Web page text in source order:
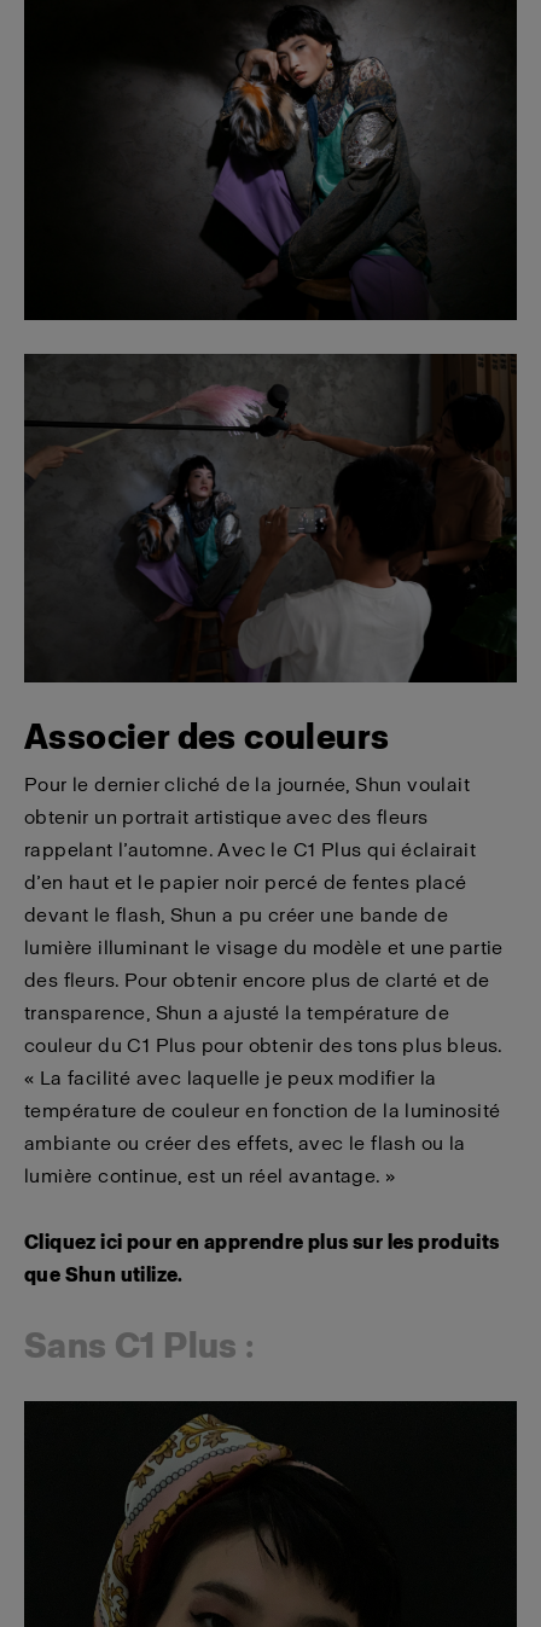
Associer des couleurs
Pour le dernier cliché de la journée, Shun voulait
obtenir un portrait artistique avec des fleurs
rappelant l’automne. Avec le C1 Plus qui éclairait
d’en haut et le papier noir percé de fentes placé
devant le flash, Shun a pu créer une bande de
lumière illuminant le visage du modèle et une partie
des fleurs. Pour obtenir encore plus de clarté et de
transparence, Shun a ajusté la température de
couleur du C1 Plus pour obtenir des tons plus bleus.
« La facilité avec laquelle je peux modifier la
température de couleur en fonction de la luminosité
ambiante ou créer des effets, avec le flash ou la
lumière continue, est un réel avantage. »
Cliquez ici pour en apprendre plus sur les produits
que Shun utilize.
Sans C1 Plus :